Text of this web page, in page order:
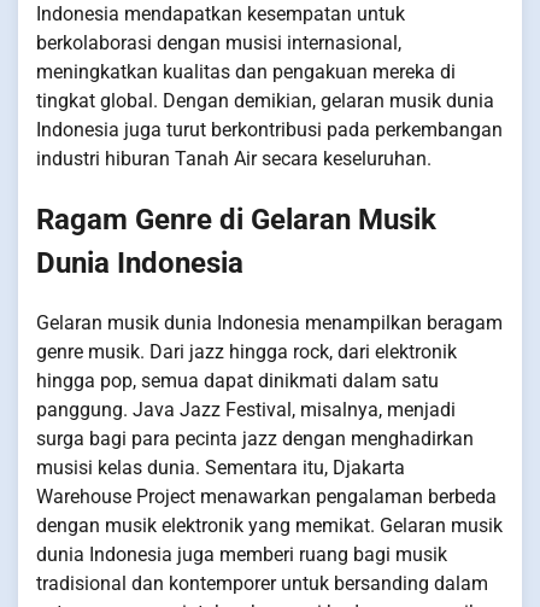
Indonesia mendapatkan kesempatan untuk
berkolaborasi dengan musisi internasional,
meningkatkan kualitas dan pengakuan mereka di
tingkat global. Dengan demikian, gelaran musik dunia
Indonesia juga turut berkontribusi pada perkembangan
industri hiburan Tanah Air secara keseluruhan.
Ragam Genre di Gelaran Musik
Dunia Indonesia
Gelaran musik dunia Indonesia menampilkan beragam
genre musik. Dari jazz hingga rock, dari elektronik
hingga pop, semua dapat dinikmati dalam satu
panggung. Java Jazz Festival, misalnya, menjadi
surga bagi para pecinta jazz dengan menghadirkan
musisi kelas dunia. Sementara itu, Djakarta
Warehouse Project menawarkan pengalaman berbeda
dengan musik elektronik yang memikat. Gelaran musik
dunia Indonesia juga memberi ruang bagi musik
tradisional dan kontemporer untuk bersanding dalam